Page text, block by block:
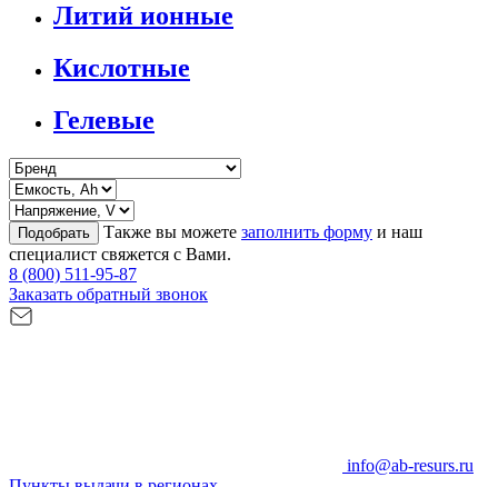
Литий ионные
Кислотные
Гелевые
Подобрать Также вы можете заполнить форму и наш
специалист свяжется с Вами.
8 (800) 511-95-87
Заказать обратный звонок
info@ab-resurs.ru